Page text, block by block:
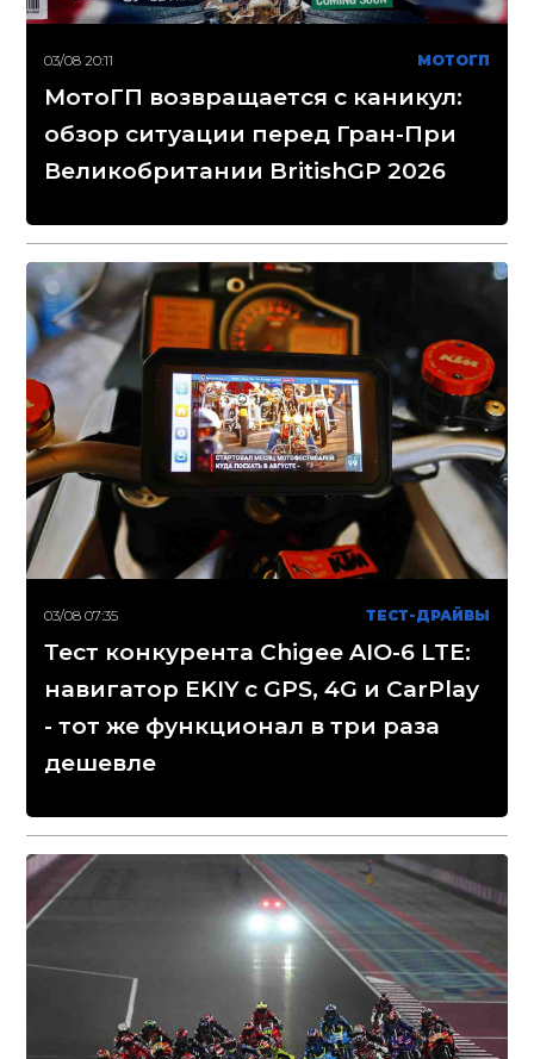
03/08 20:11 МОТОГП
МотоГП возвращается с каникул:
обзор ситуации перед Гран-При
Великобритании BritishGP 2026
03/08 07:35 ТЕСТ-ДРАЙВЫ
Тест конкурента Chigee AIO-6 LTE:
навигатор EKIY с GPS, 4G и CarPlay
- тот же функционал в три раза
дешевле